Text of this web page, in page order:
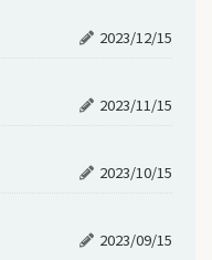
2023/12/15
2023/11/15
2023/10/15
2023/09/15